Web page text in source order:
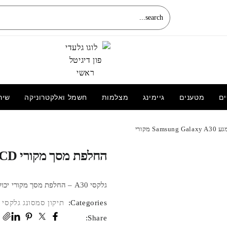
מטענים גיימינג מצלמות חשמל ואלקטרוניקה
החלפת מסך מקורי LCD+מגע Samsung Galaxy A30 מקורי
גלקסי A30 – החלפת מסך מקורי יכול להתבצע באותו היום, עד 3 ימי עסקים תלוי בזמינות חלקים ועבודה.
Categories:
תיקון סמסונג גלקסי
Share: